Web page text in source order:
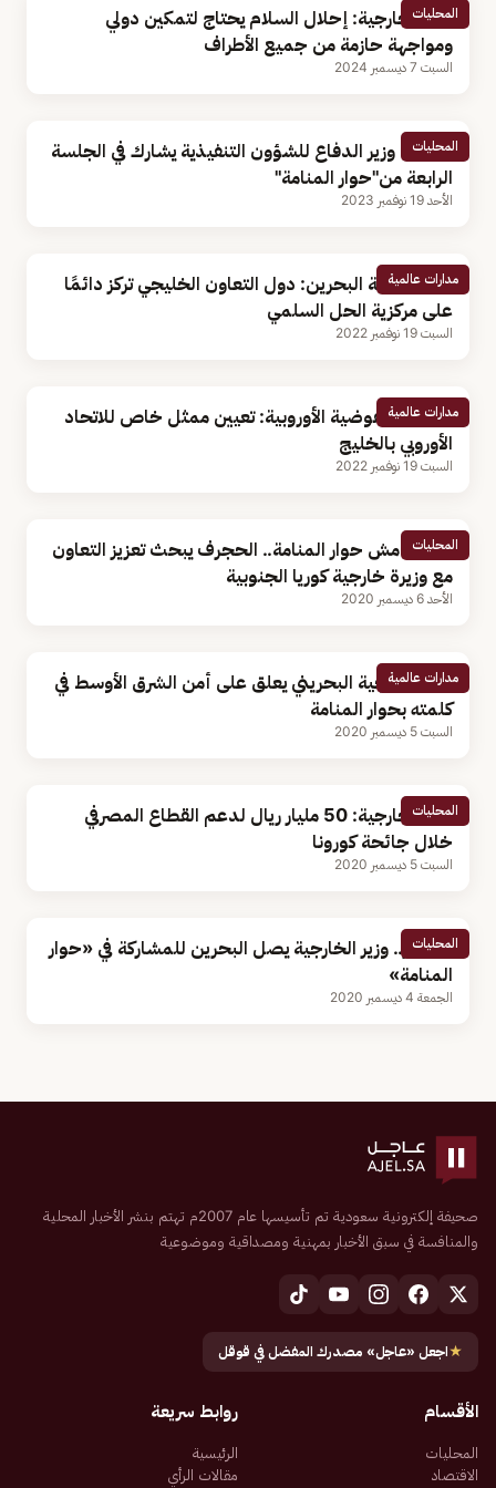
المحليات
وزير الخارجية: إحلال السلام يحتاج لتمكين دولي
ومواجهة حازمة من جميع الأطراف
السبت 7 ديسمبر 2024
المحليات
مساعد وزير الدفاع للشؤون التنفيذية يشارك في الجلسة
الرابعة من"حوار المنامة"
الأحد 19 نوفمبر 2023
مدارات عالمية
وزير خارجية البحرين: دول التعاون الخليجي تركز دائمًا
على مركزية الحل السلمي
السبت 19 نوفمبر 2022
مدارات عالمية
رئيسة المفوضية الأوروبية: تعيين ممثل خاص للاتحاد
الأوروبي بالخليج
السبت 19 نوفمبر 2022
المحليات
على هامش حوار المنامة.. الحجرف يبحث تعزيز التعاون
مع وزيرة خارجية كوريا الجنوبية
الأحد 6 ديسمبر 2020
مدارات عالمية
وزير الخارجية البحريني يعلق على أمن الشرق الأوسط في
كلمته بحوار المنامة
السبت 5 ديسمبر 2020
المحليات
وزير الخارجية: 50 مليار ريال لدعم القطاع المصرفي
خلال جائحة كورونا
السبت 5 ديسمبر 2020
المحليات
بالصور.. وزير الخارجية يصل البحرين للمشاركة في «حوار
المنامة»
الجمعة 4 ديسمبر 2020
صحيفة إلكترونية سعودية تم تأسيسها عام 2007م تهتم بنشر الأخبار المحلية
والمنافسة في سبق الأخبار بمهنية ومصداقية وموضوعية
★اجعل «عاجل» مصدرك المفضل في قوقل
الأقسام
المحليات
الاقتصاد
روابط سريعة
الرئيسية
مقالات الرأي